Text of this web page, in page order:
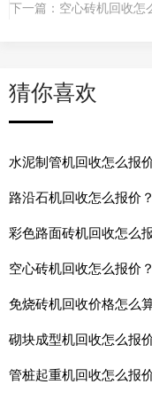
下一篇： 空心砖机回收怎
猜你喜欢
水泥制管机回收怎么报
路沿石机回收怎么报价
彩色路面砖机回收怎么
空心砖机回收怎么报价
免烧砖机回收价格怎么
砌块成型机回收怎么报
管桩起重机回收怎么报